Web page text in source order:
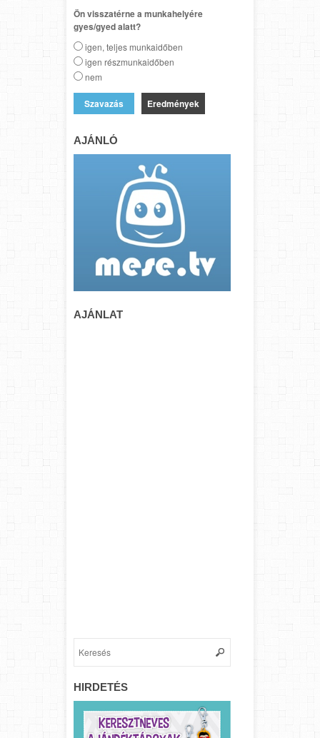
Ön visszatérne a munkahelyére
gyes/gyed alatt?
igen, teljes munkaidőben
igen részmunkaidőben
nem
Eredmények
AJÁNLÓ
AJÁNLAT
HIRDETÉS